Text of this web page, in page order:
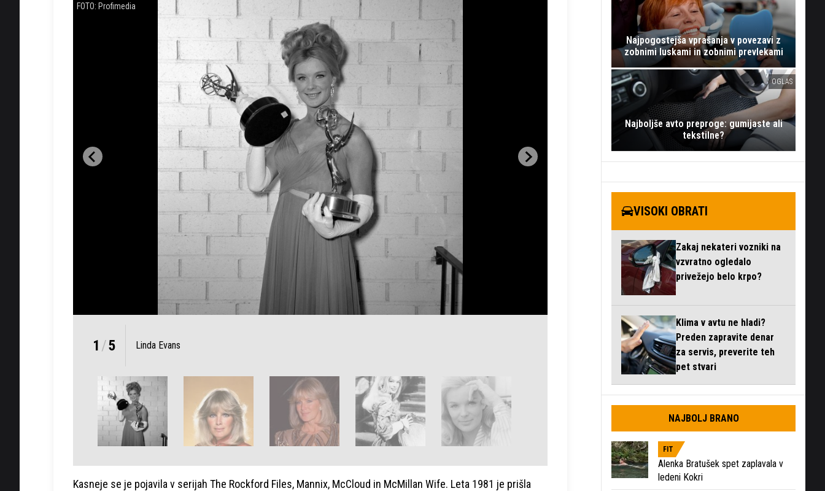
FOTO: Profimedia
1 /5 Linda Evans
Kasneje se je pojavila v serijah The Rockford Files, Mannix, McCloud in McMillan Wife. Leta 1981 je prišla
Najpogostejša vprašanja v povezavi z
zobnimi luskami in zobnimi prevlekami
OGLAS
Najboljše avto preproge: gumijaste ali
tekstilne?
VISOKI OBRATI
Zakaj nekateri vozniki na
vzvratno ogledalo
privežejo belo krpo?
Klima v avtu ne hladi?
Preden zapravite denar
za servis, preverite teh
pet stvari
NAJBOLJ BRANO
FIT
Alenka Bratušek spet zaplavala v
ledeni Kokri